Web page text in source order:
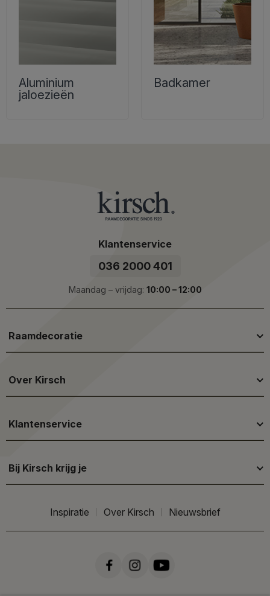
Aluminium
jaloezieën
Badkamer
Klantenservice
036 2000 401
Maandag – vrijdag: 10:00 – 12:00
Raamdecoratie
Over Kirsch
Klantenservice
Bij Kirsch krijg je
Inspiratie Over Kirsch Nieuwsbrief